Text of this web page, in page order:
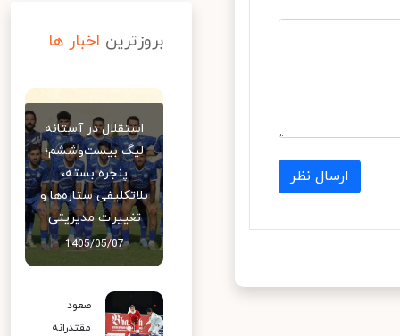
ارسال نظر
بروزترین اخبار ها
استقلال در آستانه
لیگ بیست‌وششم؛
پنجره بسته،
بلاتکلیفی ستاره‌ها و
تغییرات مدیریتی
1405/05/07
صعود
مقتدرانه